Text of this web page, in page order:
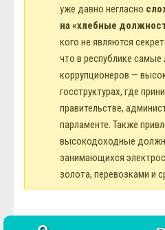
уже давно негласно
на «хлебные
кого не являются
что в республике
коррупционеров —
госструктурах, где
правительстве,
парламенте. Также
высокодоходные
занимающихся
золота, перевозками и